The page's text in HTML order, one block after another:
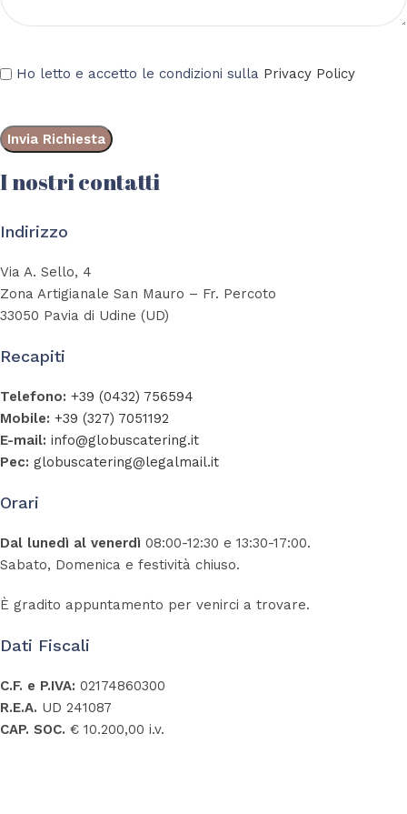
Ho letto e accetto le condizioni sulla Privacy Policy
I nostri contatti
Indirizzo
Via A. Sello, 4
Zona Artigianale San Mauro – Fr. Percoto
33050 Pavia di Udine (UD)
Recapiti
Telefono: +39 (0432) 756594
Mobile: +39 (327) 7051192
E-mail: info@globuscatering.it
Pec: globuscatering@legalmail.it
Orari
Dal lunedì al venerdì 08:00-12:30 e 13:30-17:00.
Sabato, Domenica e festività chiuso.
È gradito appuntamento per venirci a trovare.
Dati Fiscali
C.F. e P.IVA: 02174860300
R.E.A. UD 241087
CAP. SOC. € 10.200,00 i.v.